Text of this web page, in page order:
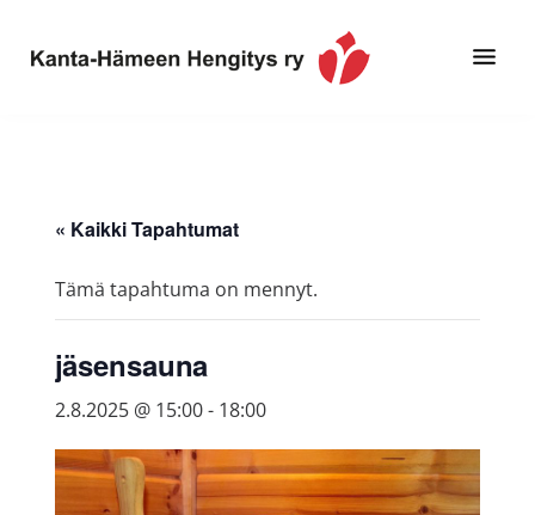
pääsisältöön
alatunnisteeseen
Hengitys
erityisesti
sinua
keuhkoahtaumatauti,uniapnea,
muut
huono
« Kaikki Tapahtumat
Tämä tapahtuma on mennyt.
jäsensauna
2.8.2025 @ 15:00- 18:00